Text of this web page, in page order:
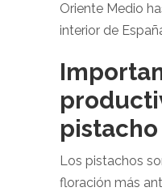
Oriente Medio
interior de
pistacho
Los pistachos
floración más